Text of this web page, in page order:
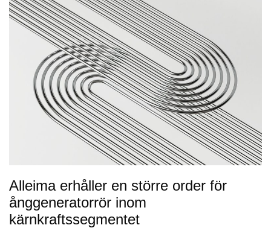
Alleima erhåller en större order för
ånggeneratorrör inom
kärnkraftssegmentet